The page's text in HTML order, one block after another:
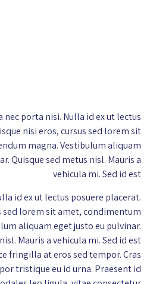
porta nisi. Nulla id ex ut lectus
nisi eros, cursus sed lorem sit
magna. Vestibulum aliquam
Quisque sed metus nisl. Mauris a
vehicula mi. Sed id est
id ex ut lectus posuere placerat.
sed lorem sit amet, condimentum
aliquam eget justo eu pulvinar.
Mauris a vehicula mi. Sed id est
fringilla at eros sed tempor. Cras
tristique eu id urna. Praesent id